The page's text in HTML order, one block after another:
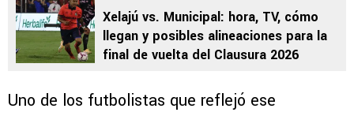
Xelajú vs. Municipal: hora, TV, cómo
llegan y posibles alineaciones para la
final de vuelta del Clausura 2026
Uno de los futbolistas que reflejó ese